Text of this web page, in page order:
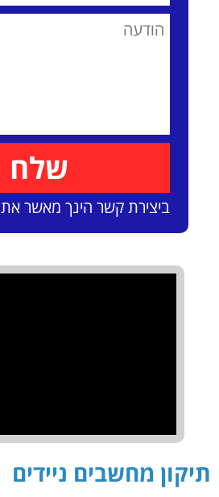
ביצירת קשר הינך מאשר את
תיקון מחשבים ניידים